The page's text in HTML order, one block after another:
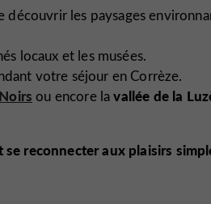
les paysages
locaux et les musées.
votre séjour en Corrèze.
ou encore lavallée de la
reconnecter aux plaisirs